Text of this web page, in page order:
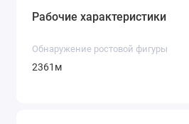
Рабочие характеристики
Обнаружение ростовой фигуры
2361м